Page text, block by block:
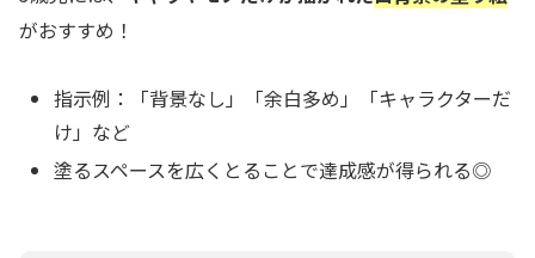
がおすすめ！
指示例：「背景なし」「余白多め」「キャラクターだ
け」など
塗るスペースを広くとることで達成感が得られる◎